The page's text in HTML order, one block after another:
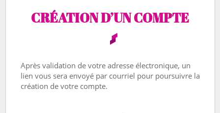
CRÉATION D’UN COMPTE
Après validation de votre adresse électronique, un
lien vous sera envoyé par courriel pour poursuivre la
création de votre compte.